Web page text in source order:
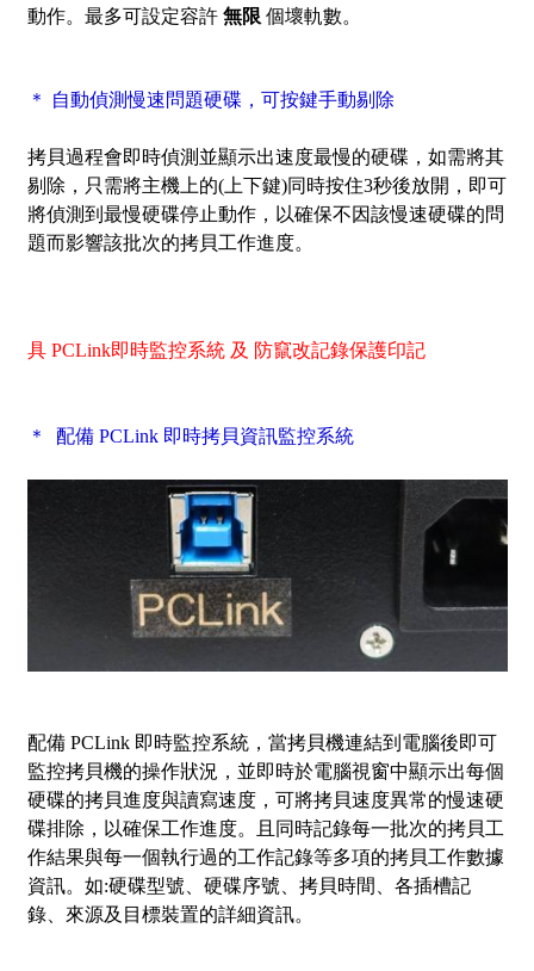
動作。最多可設定容許 無限 個壞軌數。
＊ 自動偵測慢速問題硬碟，可按鍵手動剔除
拷貝過程會即時偵測並顯示出速度最慢的硬碟，如需將其
剔除，只需將主機上的(上下鍵)同時按住3秒後放開，即可
將偵測到最慢硬碟停止動作，以確保不因該慢速硬碟的問
題而影響該批次的拷貝工作進度。
具 PCLink即時監控系統 及 防竄改記錄保護印記
＊ 配備 PCLink 即時拷貝資訊監控系統
配備 PCLink 即時監控系統，當拷貝機連結到電腦後即可
監控拷貝機的操作狀況，並即時於電腦視窗中顯示出每個
硬碟的拷貝進度與讀寫速度，可將拷貝速度異常的慢速硬
碟排除，以確保工作進度。且同時記錄每一批次的拷貝工
作結果與每一個執行過的工作記錄等多項的拷貝工作數據
資訊。如:硬碟型號、硬碟序號、拷貝時間、各插槽記
錄、來源及目標裝置的詳細資訊。